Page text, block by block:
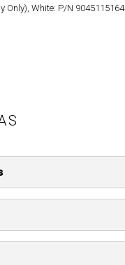
Only), White: P/N 9045115164